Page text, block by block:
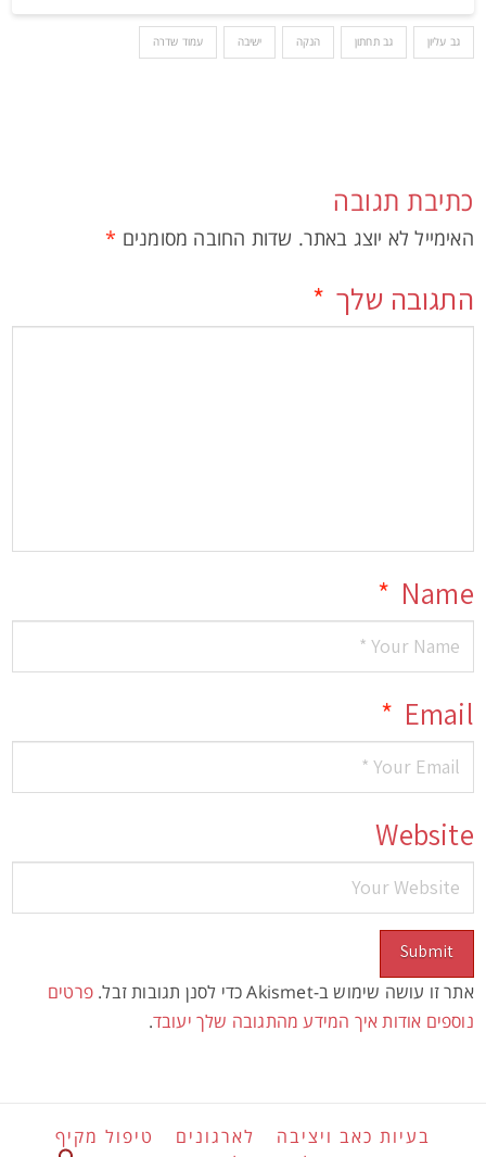
גב עליון גב תחתון הנקה ישיבה עמוד שדרה
כתיבת תגובה
האימייל לא יוצג באתר. שדות החובה מסומנים *
התגובה שלך *
Name
*
Email
*
Website
אתר זו עושה שימוש ב-Akismet כדי לסנן תגובות זבל.
פרטים
נוספים אודות איך המידע מהתגובה שלך יעובד.
בעיות כאב ויציבה לארגונים
טיפול מקיף